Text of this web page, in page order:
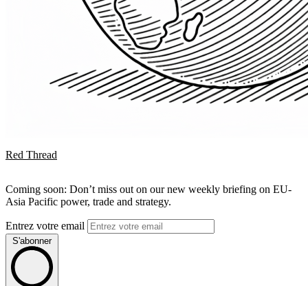
Red Thread
Coming soon: Don’t miss out on our new weekly briefing on EU-
Asia Pacific power, trade and strategy.
Entrez votre email
S'abonner